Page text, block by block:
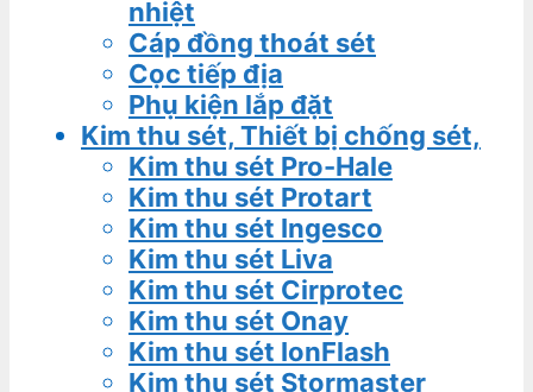
nhiệt
Cáp đồng thoát sét
Cọc tiếp địa
Phụ kiện lắp đặt
Kim thu sét, Thiết bị chống sét,
Kim thu sét Pro-Hale
Kim thu sét Protart
Kim thu sét Ingesco
Kim thu sét Liva
Kim thu sét Cirprotec
Kim thu sét Onay
Kim thu sét IonFlash
Kim thu sét Stormaster